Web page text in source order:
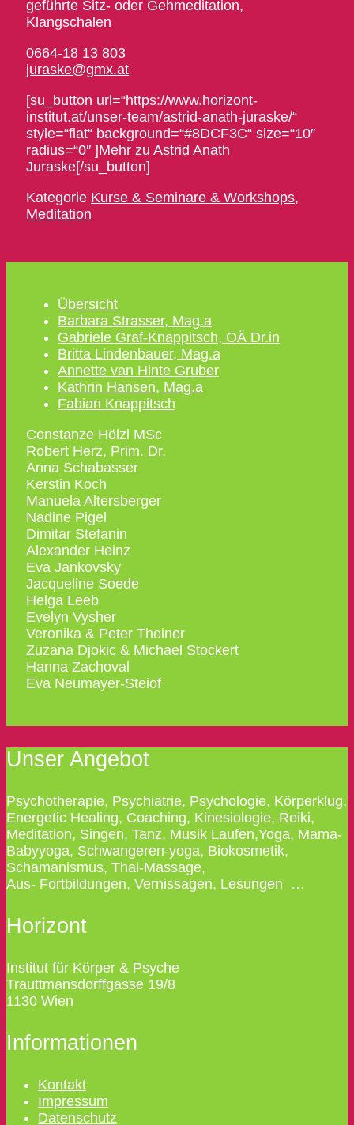
geführte Sitz- oder Gehmeditation,
Klangschalen
0664-18 13 803
juraske@gmx.at
[su_button url=“https://www.horizont-
institut.at/unser-team/astrid-anath-juraske/“
style=“flat“ background=“#8DCF3C“ size=“10″
radius=“0″ ]Mehr zu Astrid Anath
Juraske[/su_button]
Kategorie Kurse & Seminare & Workshops,
Meditation
Übersicht
Barbara Strasser, Mag.a
Gabriele Graf-Knappitsch, OÄ Dr.in
Britta Lindenbauer, Mag.a
Annette van Hinte Gruber
Kathrin Hansen, Mag.a
Fabian Knappitsch
Constanze Hölzl MSc
Robert Herz, Prim. Dr.
Anna Schabasser
Kerstin Koch
Manuela Altersberger
Nadine Pigel
Dimitar Stefanin
Alexander Heinz
Eva Jankovsky
Jacqueline Soede
Helga Leeb
Evelyn Vysher
Veronika & Peter Theiner
Zuzana Djokic & Michael Stockert
Hanna Zachoval
Eva Neumayer-Steiof
Unser Angebot
Psychotherapie, Psychiatrie, Psychologie, Körperklug,
Energetic Healing, Coaching, Kinesiologie, Reiki,
Meditation, Singen, Tanz, Musik Laufen,Yoga, Mama-
Babyyoga, Schwangeren-yoga, Biokosmetik,
Schamanismus, Thai-Massage,
Aus- Fortbildungen, Vernissagen, Lesungen …
Horizont
Institut für Körper & Psyche
Trauttmansdorffgasse 19/8
1130 Wien
Informationen
Kontakt
Impressum
Datenschutz